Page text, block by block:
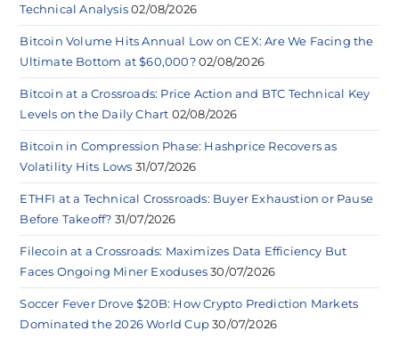
Technical Analysis 02/08/2026
Bitcoin Volume Hits Annual Low on CEX: Are We Facing the
Ultimate Bottom at $60,000? 02/08/2026
Bitcoin at a Crossroads: Price Action and BTC Technical Key
Levels on the Daily Chart 02/08/2026
Bitcoin in Compression Phase: Hashprice Recovers as
Volatility Hits Lows 31/07/2026
ETHFI at a Technical Crossroads: Buyer Exhaustion or Pause
Before Takeoff? 31/07/2026
Filecoin at a Crossroads: Maximizes Data Efficiency But
Faces Ongoing Miner Exoduses 30/07/2026
Soccer Fever Drove $20B: How Crypto Prediction Markets
Dominated the 2026 World Cup 30/07/2026